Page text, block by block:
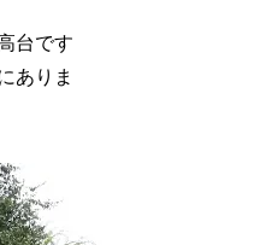
台です
ありま